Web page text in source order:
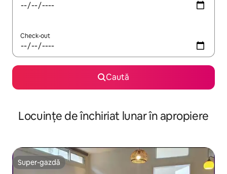
Check-out
Caută
Locuințe de închiriat lunar în apropiere
Super-gazdă
Super-gazdă